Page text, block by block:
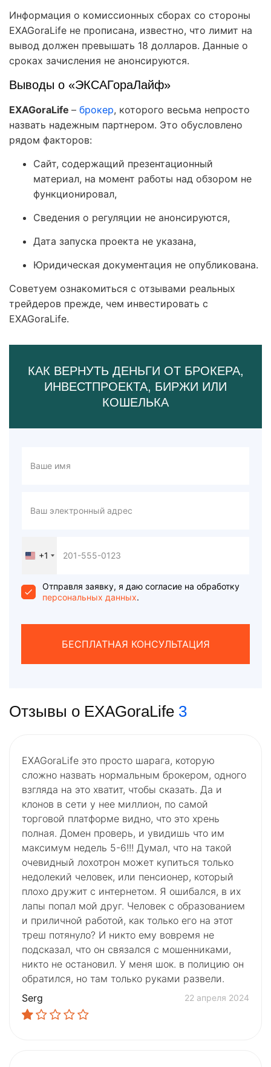
Информация о комиссионных сборах со стороны
EXAGoraLife не прописана, известно, что лимит на
вывод должен превышать 18 долларов. Данные о
сроках зачисления не анонсируются.
Выводы о «ЭКСАГораЛайф»
EXAGoraLife – брокер, которого весьма непросто
назвать надежным партнером. Это обусловлено
рядом факторов:
Сайт, содержащий презентационный
материал, на момент работы над обзором не
функционировал,
Сведения о регуляции не анонсируются,
Дата запуска проекта не указана,
Юридическая документация не опубликована.
Советуем ознакомиться с отзывами реальных
трейдеров прежде, чем инвестировать с
EXAGoraLife.
КАК ВЕРНУТЬ ДЕНЬГИ ОТ БРОКЕРА,
ИНВЕСТПРОЕКТА, БИРЖИ ИЛИ
КОШЕЛЬКА
United
+1
+1
Отправля заявку, я даю согласие на обработку
персональных данных.
БЕСПЛАТНАЯ КОНСУЛЬТАЦИЯ
Отзывы о EXAGoraLife 3
EXAGoraLife это просто шарага, которую
сложно назвать нормальным брокером, одного
взгляда на это хватит, чтобы сказать. Да и
клонов в сети у нее миллион, по самой
торговой платформе видно, что это хрень
полная. Домен проверь, и увидишь что им
максимум недель 5-6!!! Думал, что на такой
очевидный лохотрон может купиться только
недолекий человек, или пенсионер, который
плохо дружит с интернетом. Я ошибался, в их
лапы попал мой друг. Человек с образованием
и приличной работой, как только его на этот
треш потянуло? И никто ему вовремя не
подсказал, что он связался с мошенниками,
никто не остановил. У меня шок. в полицию он
обратился, но там только руками развели.
Serg
22 апреля 2024